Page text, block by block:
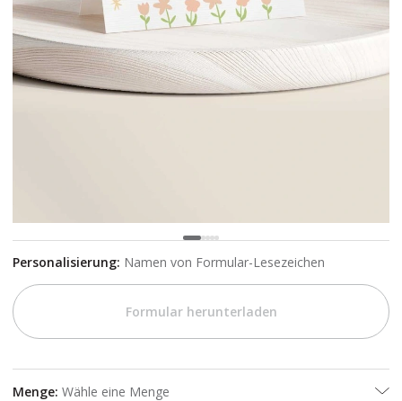
Personalisierung: Namen von Formular-Lesezeichen
Formular herunterladen
Menge: Wähle eine Menge